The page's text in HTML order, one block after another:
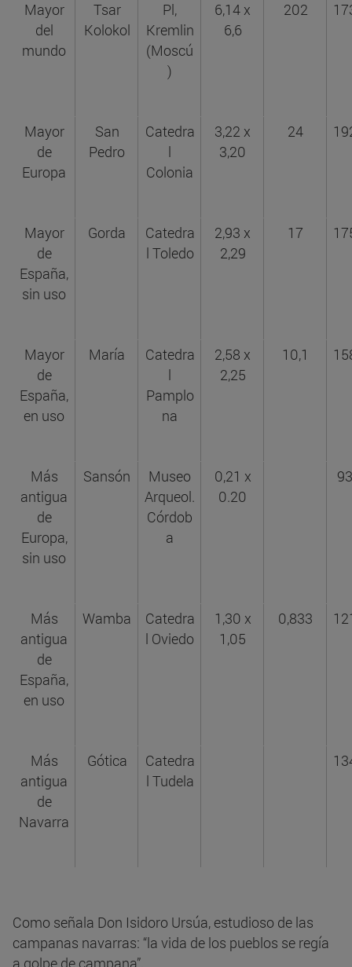
Mayor
del
mundo
Tsar
Kolokol
Pl,
Kremlin
(Moscú
)
6,14 x
6,6
202
Mayor
de
Europa
San
Pedro
Catedra
l
Colonia
3,22 x
3,20
24
Mayor
de
España,
sin uso
Gorda
Catedra
l Toledo
2,93 x
2,29
17
Mayor
de
España,
en uso
María
Catedra
l
Pamplo
na
2,58 x
2,25
10,1
Más
antigua
de
Europa,
sin uso
Sansón
Museo
Arqueol.
Córdob
a
0,21 x
0.20
Más
antigua
de
España,
en uso
Wamba
Catedra
l Oviedo
1,30 x
1,05
0,833
Más
antigua
de
Navarra
Gótica
Catedra
l Tudela
Como señala Don Isidoro Ursúa, estudioso de las
campanas navarras: “la vida de los pueblos se regía
a golpe de campana”.